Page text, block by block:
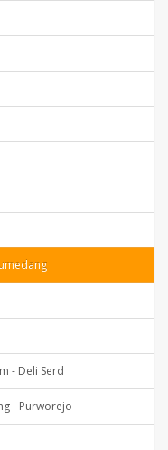
- Deli Serd
- Purworejo